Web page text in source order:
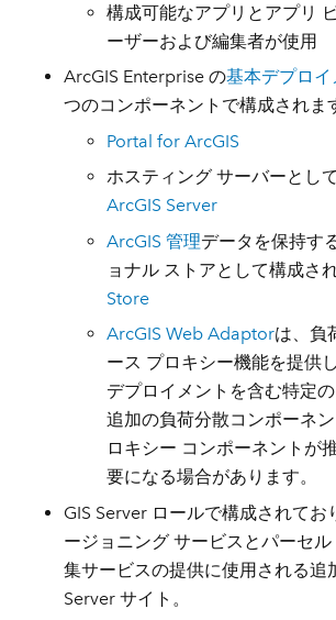
構成可能なアプリとアプリ
ーザーおよび編集者が使用
ArcGIS Enterprise の基本デプロイ
つのコンポーネントで構成されま
Portal for ArcGIS
ホスティング サーバーとし
ArcGIS Server
ArcGIS 管理データを保持す
ョナル ストアとして構成さ
Store
ArcGIS Web Adaptorは、負
ース プロキシー機能を提供
デプロイメントを含む特定の
追加の負荷分散コンポーネ
ロキシー コンポーネントが
要になる場合があります。
GIS Server ロールで構成されてお
ージョニング サービスとパーセ
集サービスの提供に使用される追
Server サイト。